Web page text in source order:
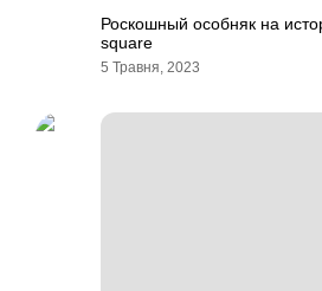
Роскошный особняк на
square
5 Травня, 2023